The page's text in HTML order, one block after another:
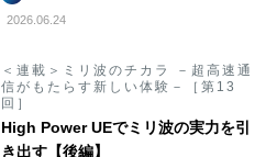
2026.06.24
＜連載＞ミリ波のチカラ －超高速通
信がもたらす新しい体験－［第13
回］
High Power UEでミリ波の実力を引
き出す【後編】